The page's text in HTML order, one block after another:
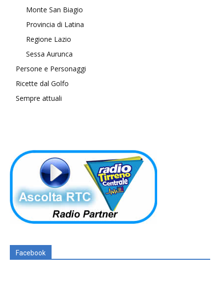
Monte San Biagio
Provincia di Latina
Regione Lazio
Sessa Aurunca
Persone e Personaggi
Ricette dal Golfo
Sempre attuali
Facebook